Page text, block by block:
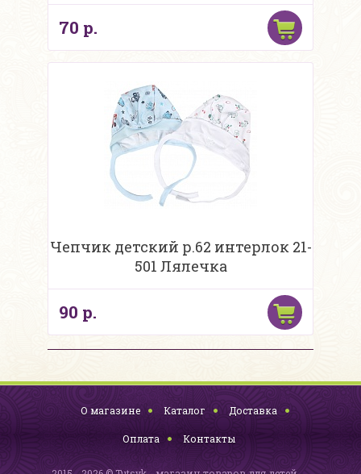
70 р.
Чепчик детский р.62 интерлок 21-
501 Лялечка
90 р.
О магазине Каталог Доставка
Оплата Контакты